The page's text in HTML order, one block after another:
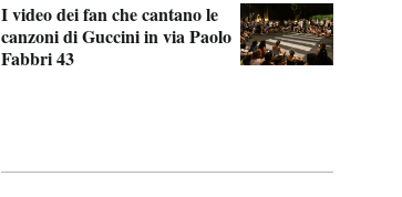
I video dei fan che cantano le
canzoni di Guccini in via Paolo
Fabbri 43